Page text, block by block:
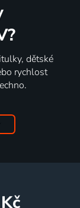
dětské
rychlost